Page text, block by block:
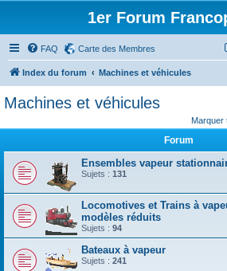
1er Forum
FAQ Carte des Membres
Index du forum Machines et véhicules
Machines et véhicules
Marquer
Forum
Ensembles vapeur
Sujets : 131
Locomotives et Trains à
modèles réduits
Sujets : 94
Bateaux à vapeur
Sujets : 241